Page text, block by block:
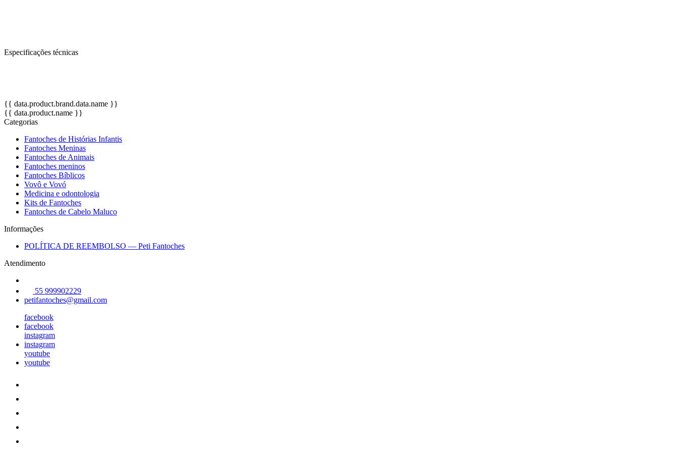
Especificações técnicas
{{ data.product.brand.data.name }}
{{ data.product.name }}
Categorias
Fantoches de Histórias Infantis
Fantoches Meninas
Fantoches de Animais
Fantoches meninos
Fantoches Bíblicos
Vovô e Vovó
Medicina e odontologia
Kits de Fantoches
Fantoches de Cabelo Maluco
Informações
POLÍTICA DE REEMBOLSO — Peti Fantoches
Atendimento
55 999902229
petifantoches@gmail.com
facebook
facebook
instagram
instagram
youtube
youtube